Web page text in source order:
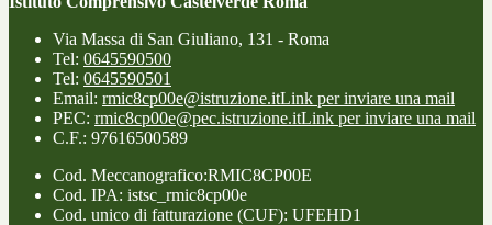
Via Massa di San Giuliano, 131 - Roma
Tel: 0645590500
Tel: 0645590501
Email: rmic8cp00e@istruzione.itLink per inviare una mail
PEC: rmic8cp00e@pec.istruzione.itLink per inviare una mail
C.F.: 97616500589
Cod. Meccanografico:RMIC8CP00E
Cod. IPA: istsc_rmic8cp00e
Cod. unico di fatturazione (CUF): UFEHD1